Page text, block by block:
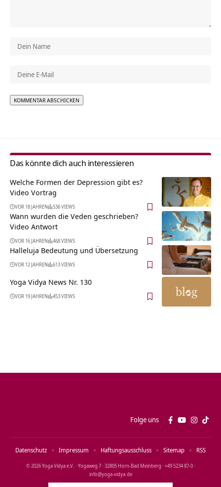
Das könnte dich auch interessieren
Welche Formen der Depression gibt es?
Video Vortrag
VOR 18 JAHREN 536 VIEWS
Wann wurden die Veden geschrieben?
Video Antwort
VOR 16 JAHREN 468 VIEWS
Halleluja Bedeutung und Übersetzung
VOR 12 JAHREN 613 VIEWS
Yoga Vidya News Nr. 130
VOR 19 JAHREN 453 VIEWS
Folge uns
© 2026 Yoga Vidya e.V. · Yogaweg 7 · 32805 Horn‑Bad Meinberg · +49 5234 87‑0 ·
info@yoga‑vidya.de
Datenschutz Impressum Haftungsausschluss Sitemap RSS